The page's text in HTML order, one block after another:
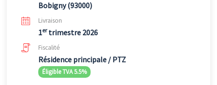
Bobigny (93000)
Livraison
1ertrimestre 2026
Fiscalité
Résidence principale / PTZ
Éligible TVA 5.5%